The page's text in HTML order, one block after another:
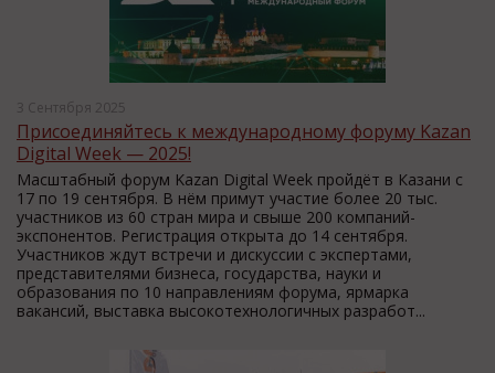
3 Сентября 2025
Присоединяйтесь к международному форуму Kazan
Digital Week — 2025!
Масштабный форум Kazan Digital Week пройдёт в Казани с
17 по 19 сентября. В нём примут участие более 20 тыс.
участников из 60 стран мира и свыше 200 компаний-
экспонентов. Регистрация открыта до 14 сентября.
Участников ждут встречи и дискуссии с экспертами,
представителями бизнеса, государства, науки и
образования по 10 направлениям форума, ярмарка
вакансий, выставка высокотехнологичных разработ...